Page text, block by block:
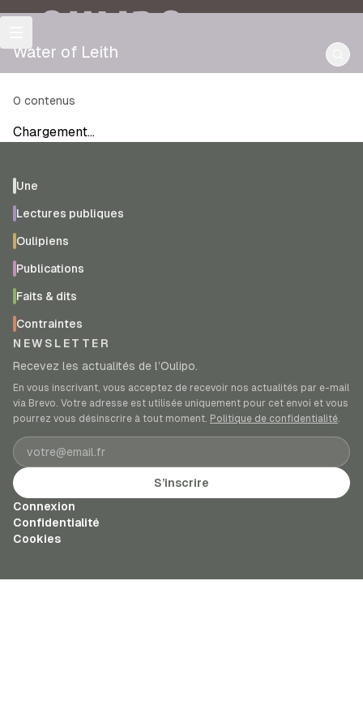
OULIPO
Water of Leith
0 contenus
Chargement…
Une
Lectures publiques
Oulipiens
Publications
Faits & dits
Contraintes
NEWSLETTER
Recevez les actualités de l’Oulipo.
En vous inscrivant, vous acceptez de recevoir nos actualités par e-mail
via Brevo. Votre adresse est utilisée uniquement pour cet envoi et vous
pourrez vous désinscrire à tout moment. Politique de confidentialité.
Adresse e-mail
S’inscrire
Connexion
Confidentialité
Cookies